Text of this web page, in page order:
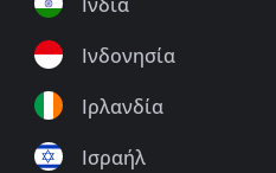
Ινδονησία
Ιρλανδία
Ισραήλ